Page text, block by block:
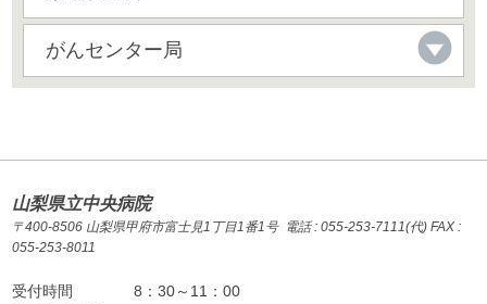
がんセンター局
山梨県立中央病院
〒400-8506 山梨県甲府市富士見1丁目1番1号 電話 : 055-253-7111(代) FAX :
055-253-8011
受付時間
8：30～11：00